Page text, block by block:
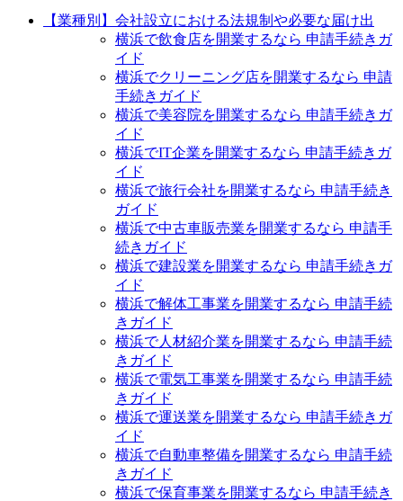
【業種別】会社設立における法規制や必要な届け出
横浜で飲食店を開業するなら 申請手続きガ
イド
横浜でクリーニング店を開業するなら 申請
手続きガイド
横浜で美容院を開業するなら 申請手続きガ
イド
横浜でIT企業を開業するなら 申請手続きガ
イド
横浜で旅行会社を開業するなら 申請手続き
ガイド
横浜で中古車販売業を開業するなら 申請手
続きガイド
横浜で建設業を開業するなら 申請手続きガ
イド
横浜で解体工事業を開業するなら 申請手続
きガイド
横浜で人材紹介業を開業するなら 申請手続
きガイド
横浜で電気工事業を開業するなら 申請手続
きガイド
横浜で運送業を開業するなら 申請手続きガ
イド
横浜で自動車整備を開業するなら 申請手続
きガイド
横浜で保育事業を開業するなら 申請手続き